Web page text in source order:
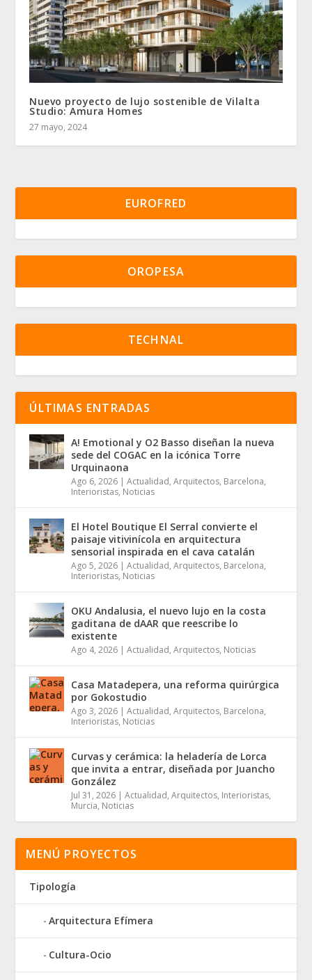
Nuevo proyecto de lujo sostenible de Vilalta
Studio: Amura Homes
27 mayo, 2024
EUROFRED
OROPESA
TECHNAL
ÚLTIMAS ENTRADAS
A! Emotional y O2 Basso diseñan la nueva
sede del COGAC en la icónica Torre
Urquinaona
Ago 6, 2026 |Actualidad,Arquitectos, Barcelona,
Interioristas, Noticias
El Hotel Boutique El Serral convierte el
paisaje vitivinícola en arquitectura
sensorial inspirada en el cava catalán
Ago 5, 2026 |Actualidad,Arquitectos, Barcelona,
Interioristas, Noticias
OKU Andalusia, el nuevo lujo en la costa
gaditana de dAAR que reescribe lo
existente
Ago 4, 2026 |Actualidad,Arquitectos, Noticias
Casa Matadepera, una reforma quirúrgica
por Gokostudio
Ago 3, 2026 |Actualidad,Arquitectos, Barcelona,
Interioristas, Noticias
Curvas y cerámica: la heladería de Lorca
que invita a entrar, diseñada por Juancho
González
Jul 31, 2026 |Actualidad,Arquitectos, Interioristas,
Murcia, Noticias
MENÚ PROYECTOS
Tipología
Arquitectura Efímera
Cultura-Ocio